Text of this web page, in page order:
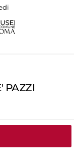
PAZZI